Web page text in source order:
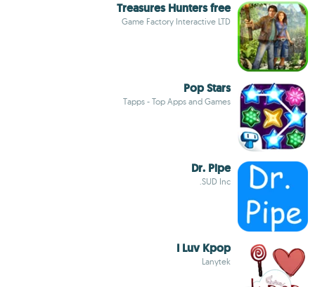
Treasures Hunters free
Game Factory Interactive LTD
Pop Stars
Tapps - Top Apps and Games
Dr. Pipe
SUD Inc.
I Luv Kpop
Lanytek